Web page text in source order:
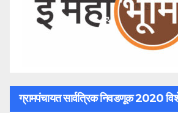
ग्रामपंचायत सार्वत्रिक निवडणूक 2020